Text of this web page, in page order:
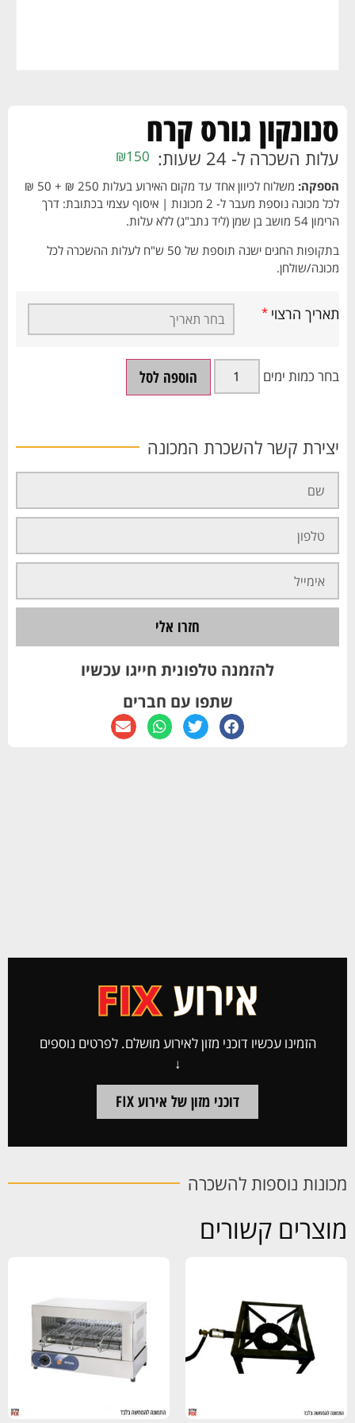
סנונקון גורס קרח
עלות השכרה ל- 24 שעות: ₪150
הספקה:
משלוח לכיוון אחד עד מקום האירוע בעלות 250 ₪ + 50 ₪
לכל מכונה נוספת מעבר ל- 2 מכונות | איסוף עצמי בכתובת: דרך
הרימון 54 מושב בן שמן (ליד נתב"ג) ללא עלות.
בתקופות החגים ישנה תוספת של 50 ש"ח לעלות ההשכרה לכל
מכונה/שולחן.
תאריך הרצוי *
הוספה לסל
יצירת קשר להשכרת המכונה
חזרו אלי
להזמנה טלפונית חייגו עכשיו
שתפו עם חברים
הזמינו עכשיו דוכני מזון לאירוע מושלם. לפרטים נוספים
↓
דוכני מזון של אירוע FIX
מכונות נוספות להשכרה
מוצרים קשורים